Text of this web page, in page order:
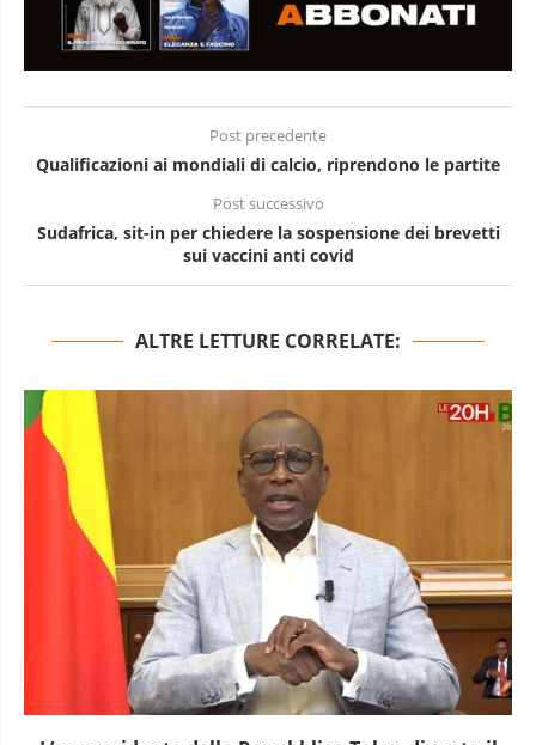
Post precedente
Qualificazioni ai mondiali di calcio, riprendono le partite
Post successivo
Sudafrica, sit-in per chiedere la sospensione dei brevetti
sui vaccini anti covid
ALTRE LETTURE CORRELATE: